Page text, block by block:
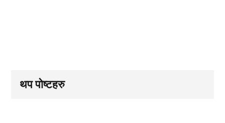
थप पोष्टहरु